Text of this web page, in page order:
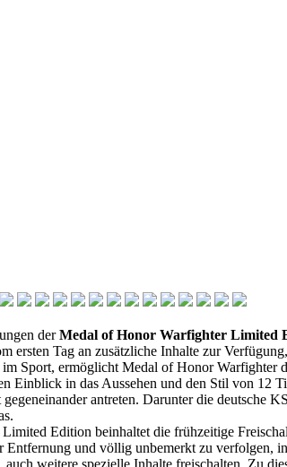
derMedal of Honor Warfighter Limited
ersten Tag an zusätzliche Inhalte zur
Sport, ermöglicht Medal of Honor
Einblick in das Aussehen und den Stil von
antreten. Darunter die deutsche
Edition beinhaltet die frühzeitige
und völlig unbemerkt zu verfolgen,
weitere spezielle Inhalte freischalten. Zu